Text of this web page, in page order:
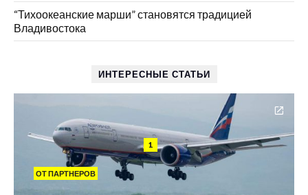
“Тихоокеанские марши” становятся традицией
Владивостока
ИНТЕРЕСНЫЕ СТАТЬИ
1
ОТ ПАРТНЕРОВ